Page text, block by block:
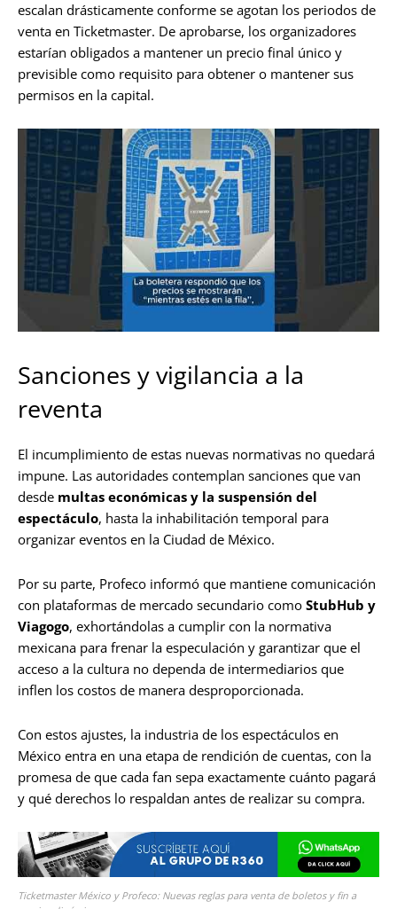
escalan drásticamente conforme se agotan los periodos de
venta en Ticketmaster. De aprobarse, los organizadores
estarían obligados a mantener un precio final único y
previsible como requisito para obtener o mantener sus
permisos en la capital.
Sanciones y vigilancia a la
reventa
El incumplimiento de estas nuevas normativas no quedará
impune. Las autoridades contemplan sanciones que van
desde multas económicas y la suspensión del
espectáculo, hasta la inhabilitación temporal para
organizar eventos en la Ciudad de México.
Por su parte, Profeco informó que mantiene comunicación
con plataformas de mercado secundario como StubHub y
Viagogo, exhortándolas a cumplir con la normativa
mexicana para frenar la especulación y garantizar que el
acceso a la cultura no dependa de intermediarios que
inflen los costos de manera desproporcionada.
Con estos ajustes, la industria de los espectáculos en
México entra en una etapa de rendición de cuentas, con la
promesa de que cada fan sepa exactamente cuánto pagará
y qué derechos lo respaldan antes de realizar su compra.
Ticketmaster México y Profeco: Nuevas reglas para venta de boletos y fin a